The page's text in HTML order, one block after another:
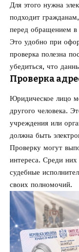
Для этого нужна
подходит
перед обращением в
Это удобно при
проверка полезна
убедиться, что
Проверка
Юридическое лицо
другого человека.
учреждения или
должна быть
Проверку могут
интереса. Среди
судебные
своих полномочий.